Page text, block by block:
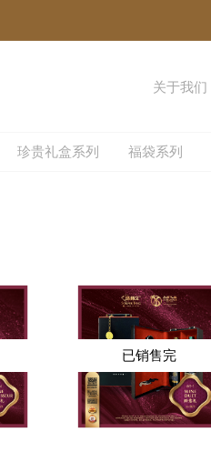
关于我们
珍贵礼盒系列 福袋系列
已销售完